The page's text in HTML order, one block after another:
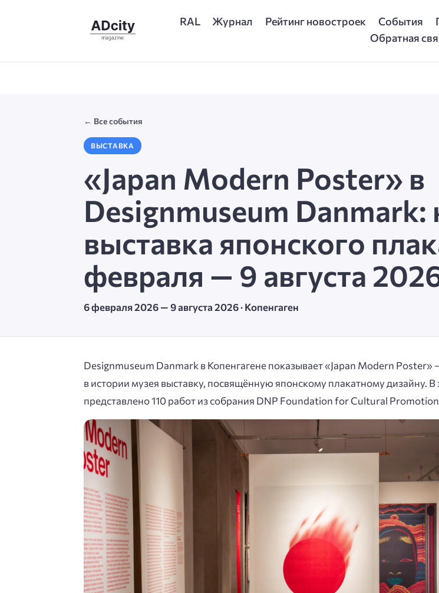
RAL Журнал Рейтинг новостроек События
Обратная
← Все события
ВЫСТАВКА
«Japan Modern Poster» в
Designmuseum
выставка японского
февраля — 9 августа
6 февраля 2026 — 9 августа 2026 · Копенгаген
Designmuseum Danmark в Копенгагене показывает «Japan Modern
в истории музея выставку, посвящённую японскому плакатному дизайну. В
представлено 110 работ из собрания DNP Foundation for Cultural